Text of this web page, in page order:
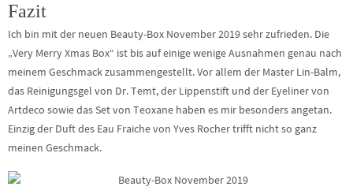
Fazit
Ich bin mit der neuen Beauty-Box November 2019 sehr zufrieden. Die
„Very Merry Xmas Box“ ist bis auf einige wenige Ausnahmen genau nach
meinem Geschmack zusammengestellt. Vor allem der Master Lin-Balm,
das Reinigungsgel von Dr. Temt, der Lippenstift und der Eyeliner von
Artdeco sowie das Set von Teoxane haben es mir besonders angetan.
Einzig der Duft des Eau Fraiche von Yves Rocher trifft nicht so ganz
meinen Geschmack.